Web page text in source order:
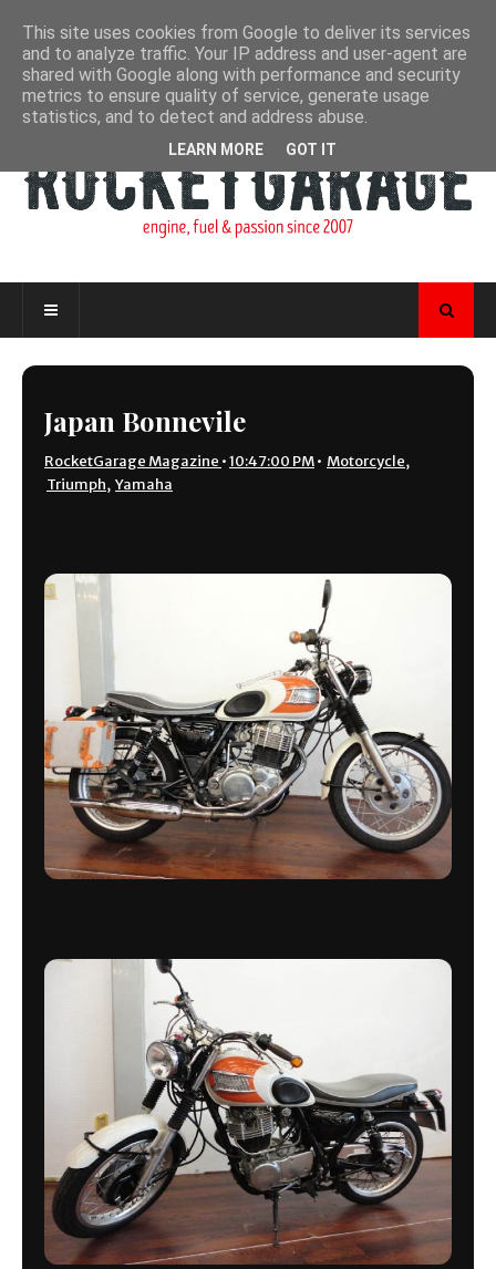
Japan Bonnevile
RocketGarage Magazine •10:47:00 PM• Motorcycle,
Triumph, Yamaha
This site uses cookies from Google to deliver its services
and to analyze traffic. Your IP address and user-agent are
shared with Google along with performance and security
metrics to ensure quality of service, generate usage
statistics, and to detect and address abuse.
LEARN MORE GOT IT